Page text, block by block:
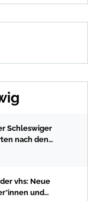
Schleswiger
nach den
vhs: Neue
und